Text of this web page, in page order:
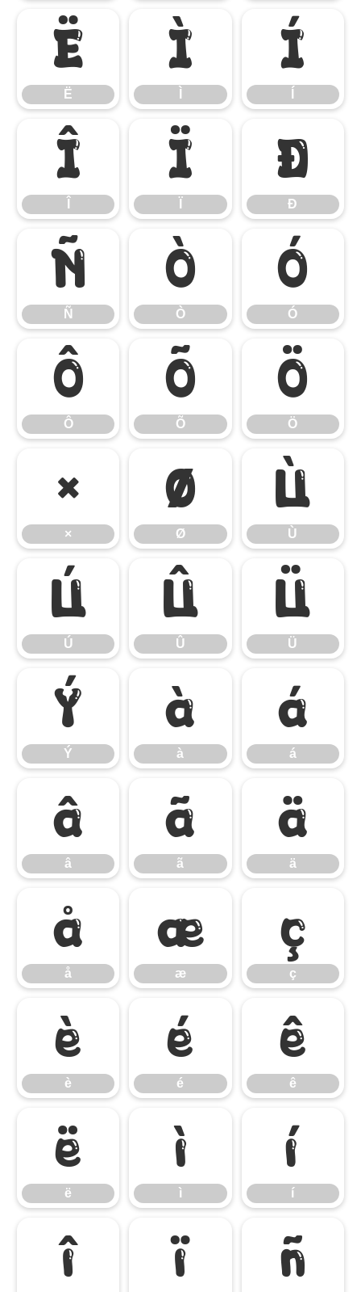
Ë
Ë
Ì Í
Î Ï Ð
Ð
Ñ
Ñ
Ò
Ò
Ó
Ó
Ô
Ô
Õ
Õ
Ö
Ö
×
×
Ø
Ø
Ù
Ù
Ú
Ú
Û
Û
Ü
Ü
Ý
Ý
à
à
á
á
â
â
ã
ã
ä
ä
å
å
æ
æ
ç
ç
è
è
é
é
ê
ê
ë
ë
ì
ì
í
í
î ï ñ